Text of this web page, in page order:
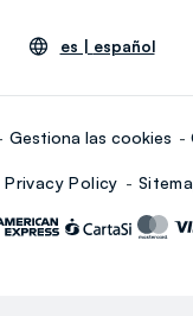
es | español
Gestiona las cookies
Privacy Policy